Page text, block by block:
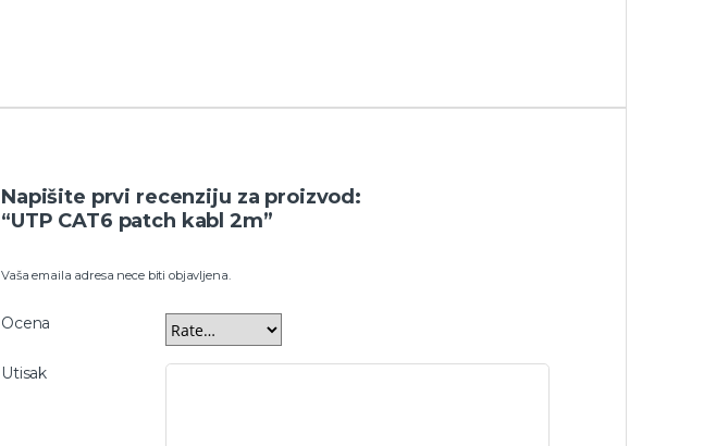
Napišite prvi recenziju za proizvod:
“UTP CAT6 patch kabl 2m”
Vaša emaila adresa nece biti objavljena.
Ocena
Utisak